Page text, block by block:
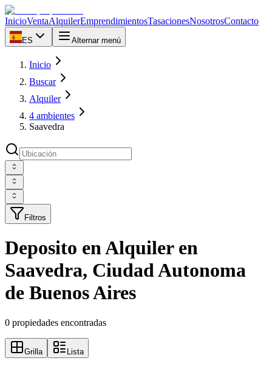
InicioVentaAlquilerEmprendimientosTasacionesNosotrosContacto
ES Alternar menú
Inicio
Buscar
Alquiler
4 ambientes
Saavedra
Filtros
Deposito en Alquiler en
Saavedra, Ciudad Autonoma
de Buenos Aires
0 propiedades encontradas
Grilla Lista